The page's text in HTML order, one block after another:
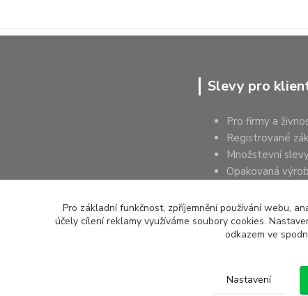
Slevy pro
Pro firmy a
Registrované
Množstevní
Opakovaná
Pro základní funkčnost, zpříjemnění používání webu,
účely cílení reklamy využíváme soubory cookies.
odkazem ve
Nastavení